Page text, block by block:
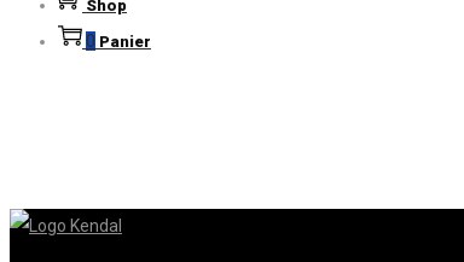
Shop
0 Panier